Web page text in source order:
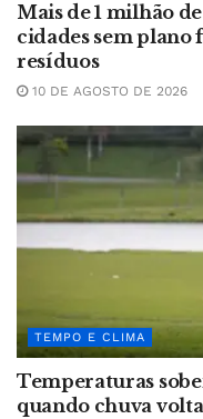
Mais de 1 milhão
cidades sem plano
resíduos
10 DE AGOSTO DE 2026
TEMPO E CLIMA
Temperaturas
quando chuva